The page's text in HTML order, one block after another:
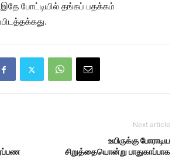
போட்டியில் தங்கப் பதக்கம்
Next article
உயிருக்கு போராடிய
சிறுத்தையொன்று பாதுகாப்பாக